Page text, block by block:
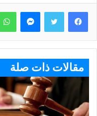
ماسنجر
مقالات ذات صلة